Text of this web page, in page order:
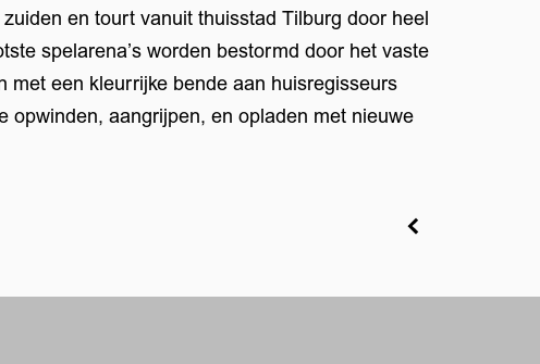
en tourt vanuit thuisstad Tilburg door heel
spelarena’s worden bestormd door het vaste
een kleurrijke bende aan huisregisseurs
opwinden, aangrijpen, en opladen met nieuwe